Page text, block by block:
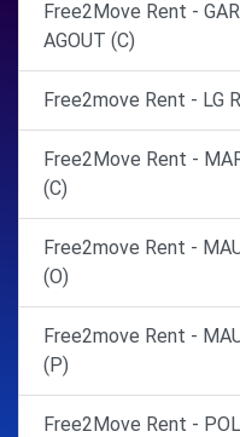
Free2Move Rent -
AGOUT (C)
Free2move Rent - LG
Free2Move Rent -
(C)
Free2move Rent -
(O)
Free2move Rent -
(P)
Free2Move Rent -